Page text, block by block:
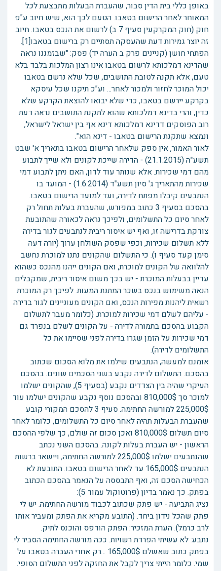
באופן כללי בית הדין סבור, שהעברת הבעלות מתבצעת לכל
המאוחר לאחר הרישום בטאבו. הטעם לכך הוא, שיש חיוב ע"פ
חוק (חוק המקרקעין סעיף 7 ב) לרשום את הנכס בטאבו. חיוב
זה יוצר גמירות דעת שהעסקה תסתיים רק ברישום בטאבו[1].
הפתחי חושן (קניינים פרק ב הערה יד) פסק: "שבזמננו נראה
שהדינא דמלכותא לרשום בטאבו אינו רצון המלכות בלבד בלא
טעם, אלא תקנה לטובת התושבים, שכל שלא נרשם בטאבו
יכול המוכר לחזור ולמכור לאחר... וע"כ תיקנו שכל עיסקא
בקרקע יירשם בטאבו, כדי שלא יבואו להוצאת הקרקע שלא
כדין, והרי בדינא דמלכותא שהוא לתקנת התושבים נראה דעת
רוב הפוסקים דדינא דמלכותא דינא אף בין ישראל לישראל,
ונמצא שתקנת הרישום בטאבו - דינא הוא".
לאור האמור, אין ספק שלאחר הרישום בטאבו בתאריך א' שבט
תשע"ה (21.1.2015) - הדירה שייכת לקונים ולא שייך לתבוע
מהם דמי שכירות. אלא שנותר עוד לדון, האם ניתן לתבוע דמי
שכירות מהתאריך ג' סיון תשע"ד (1.6.2014) - המועד בו
הנתבעים קיבלו מפתח לדירה, ועד למועד הרישום בטאבו.
בהסכם בסעיף 3 כתוב במפורש, שהעברת בעלות תחול רק
לאחר סיום כל התשלומים, ולפיכך נראה לכאורה שהתובעת
צודקת בדרישה זו, ואף יש איסור ריבית לנתבעים לגור בדירה
ללא תשלום שכירות, וכפי שפסק השולחן ערוך (יורה דעה
סימן קעד סעיף ו). כי התשלום שהקונים נתנו למוכרת נחשב
להלוואה של הקונים למוכרת, ואם הקונים ייהנו מהנכס כשהוא
עדיין בבעלות המוכרת - יש בכך משום איסור ריבית, שמקבלים
הנאה משימוש בנכס בשכר המתנת המעות. לפיכך רק המוכרת
רשאית ליהנות מפירות הנכס, ואם הקונים מעוניינים לגור בדירה
- עליהם לשלם דמי שכירות למוכרת. (כלומר מעבר לתשלום
הקבוע בהסכם בתמורה לדירה - על הקונים לשלם בנפרד גם
דמי שכירות על הזמן שגרו בדירה לפני שסיימו את כל
התשלומים לדירה).
אומנם למעשה, הנתבעים שילמו את מלוא הסכום שכתוב
בהסכם. התשלום לדירה נקבע בשני הסכמים שונים. בהסכם
העיקרי שהיה בין הצדדים נקבע (בסעיף 5), שהקונים ישלמו
למוכר סך 810,000$ ובהסכם נוסף נקבע שהקונים ישלמו עוד
225,000$ למורשה החתימה. סעיף 3 להסכם המקורי קובע
שהעברת הבעלות תהיה לאחר סיום כל התשלומים, כלומר לאחר
סיום תשלום 810,000$ ואכן סכום זה שולם, כך שלפי ההסכם
הראשון - יש העברת בעלות לקונה. בהסכם השני נכתב
שהנתבעים ישלמו 225,000$ למורשה החתימה, ויישאר ברשות
הנתבעים 165,000$ עד לאחר הרישום בטאבו. התובעת לא
הכחישה הסכם זה, ואף התבססה על הנאמר בהסכם הכתוב
בפתק. כך נאמר בדיון (פרוטוקול עמוד 5):
נציג התביעה - יש פתק שכתוב לכבוד מורשה החתימה. יש לי
פתק שהכל נידון ביחד. (התובע מקריא את הפתק ומעביר אותו
לרב כרמל). הערת המזכיר: הפתק הודפס והוכנס לתיק.
נתבע: לא עשיתי הפרדת רשויות. ככה מורשה החתימה הסביר לי.
בפתק כתוב שאשלם 165,000$ ...רק אחרי העברה בטאבו על
שמי. כלומר הייתי צריך לקבל את החזקה לפני התשלום הסופי.